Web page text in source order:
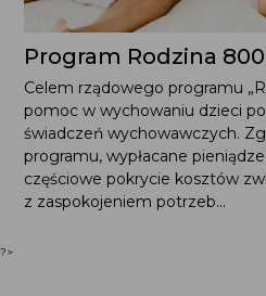
Program Rodzina
Celem rządowego programu
pomoc w wychowaniu dzieci
świadczeń wychowawczych.
programu, wypłacane
częściowe pokrycie kosztów
z zaspokojeniem potrzeb...
?>